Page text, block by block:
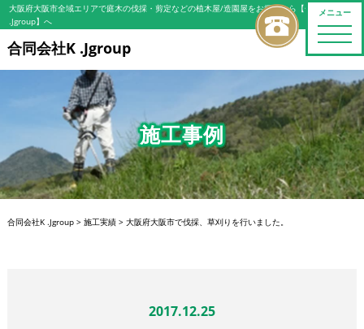
メニュー
toggle
大阪府大阪市全域エリアで庭木の伐採・剪定などの植木屋/造園屋をお探しなら【合同会社K
.Jgroup】へ
合同会社K .Jgroup
施工事例
合同会社K .Jgroup> 施工実績> 大阪府大阪市で伐採、草刈りを行いました。
2017.12.25